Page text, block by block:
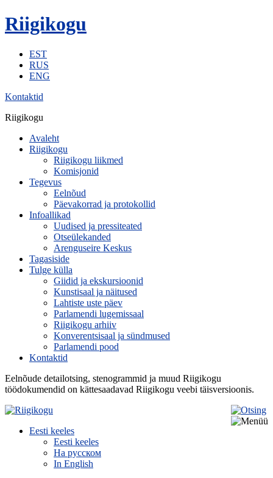
Riigikogu
EST
RUS
ENG
Kontaktid
Riigikogu
Avaleht
Riigikogu
Riigikogu liikmed
Komisjonid
Tegevus
Eelnõud
Päevakorrad ja protokollid
Infoallikad
Uudised ja pressiteated
Otseülekanded
Arenguseire Keskus
Tagasiside
Tulge külla
Giidid ja ekskursioonid
Kunstisaal ja näitused
Lahtiste uste päev
Parlamendi lugemissaal
Riigikogu arhiiv
Konverentsisaal ja sündmused
Parlamendi pood
Kontaktid
Eelnõude detailotsing, stenogrammid ja muud Riigikogu
töödokumendid on kättesaadavad Riigikogu veebi täisversioonis.
Eesti keeles
Eesti keeles
На русском
In English